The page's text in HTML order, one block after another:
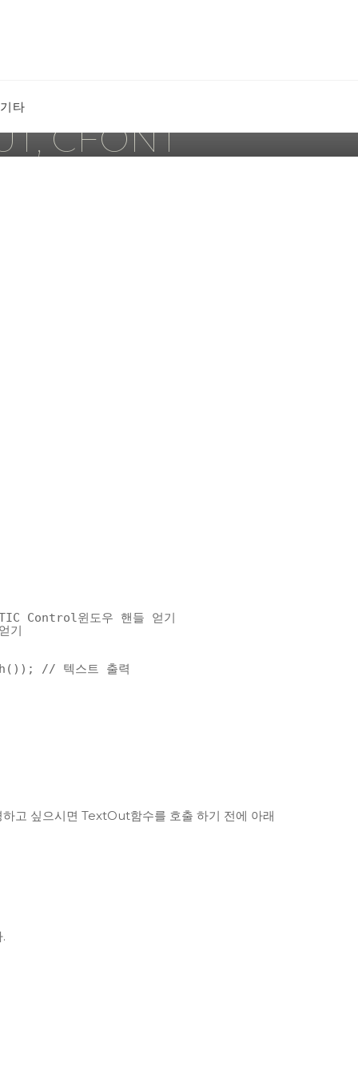
기타
CFONT
Control윈도우 핸들 얻기
기
// 텍스트 출력
고 싶으시면 TextOut함수를 호출 하기 전에 아래